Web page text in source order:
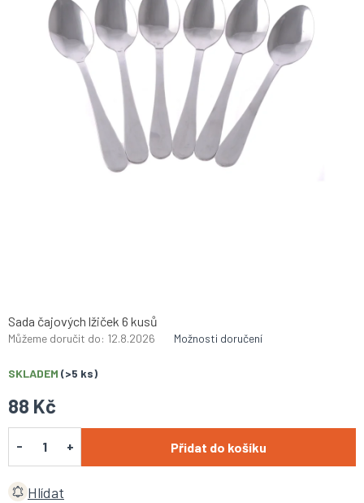
hvězdiček.
88 Kč
SKLADEM (>5 ks)
Můžeme doručit do: 12.8.2026 Možnosti doručení
Přidat do košíku
Sada čajových lžiček 6 kusů
Hlídat